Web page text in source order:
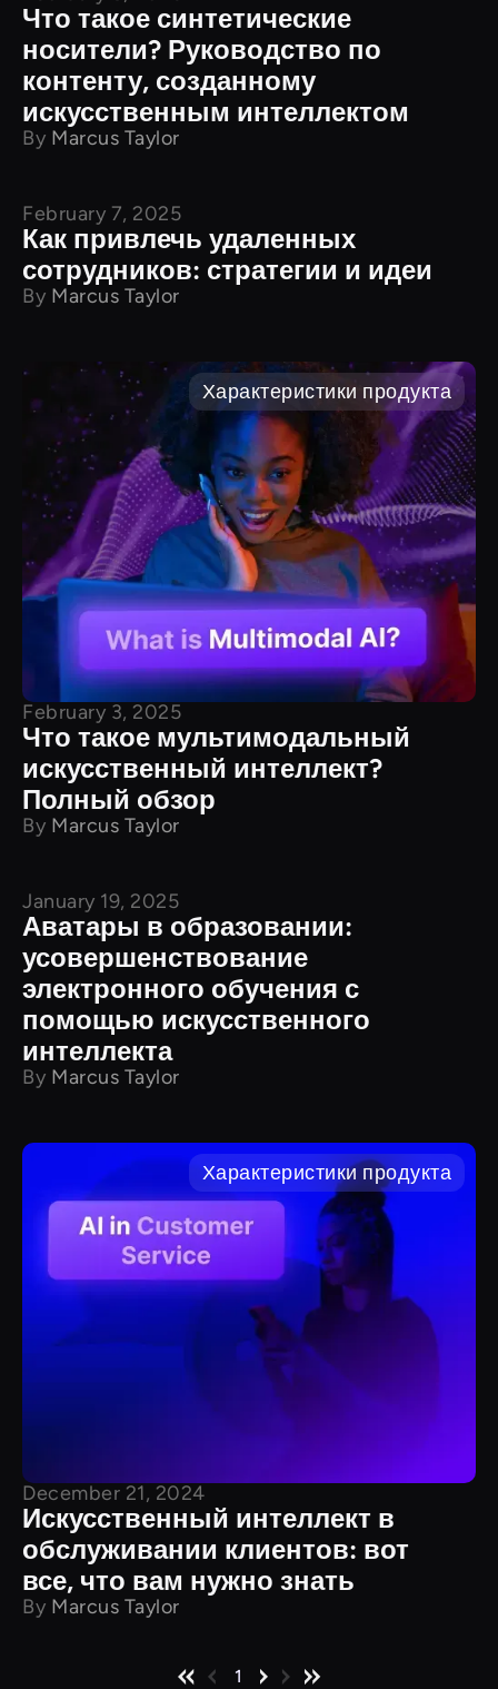
Сравнение продуктов
Что такое синтетические
носители? Руководство по
контенту, созданному
искусственным интеллектом
By Marcus Taylor
Сравнение продуктов
February 7, 2025
Как привлечь удаленных
сотрудников: стратегии и идеи
By Marcus Taylor
Характеристики продукта
February 3, 2025
Что такое мультимодальный
искусственный интеллект?
Полный обзор
By Marcus Taylor
Учебные пособия
January 19, 2025
Аватары в образовании:
усовершенствование
электронного обучения с
помощью искусственного
интеллекта
By Marcus Taylor
Характеристики продукта
December 21, 2024
Искусственный интеллект в
обслуживании клиентов: вот
все, что вам нужно знать
By Marcus Taylor
1